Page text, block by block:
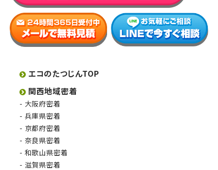
エコのたつじんTOP
関西地域密着
大阪府密着
兵庫県密着
京都府密着
奈良県密着
和歌山県密着
滋賀県密着